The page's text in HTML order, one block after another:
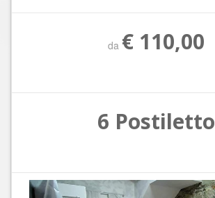
da € 110,00
6 Postiletto